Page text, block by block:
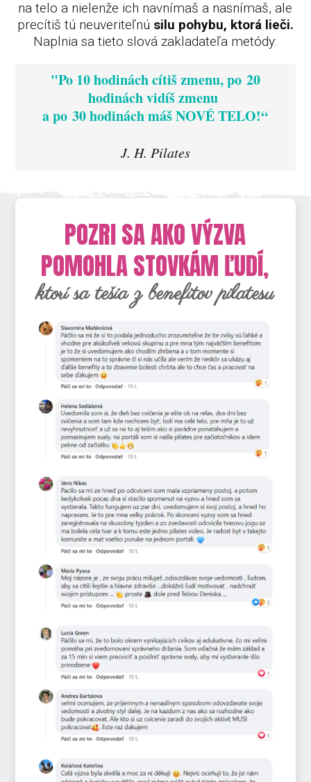
na telo a nielenže ich navnímaš a nasnímaš, ale
precítiš tú neuveriteľnú silu pohybu, ktorá lieči.
Naplnia sa tieto slová zakladateľa metódy:
"Po 10 hodinách cítiš zmenu, po 20
hodinách vidíš zmenu
a po 30 hodinách máš NOVÉ TELO!“
J. H. Pilates
POZRI SA AKO VÝZVA
POMOHLA STOVKÁM ĽUDÍ,
ktorí sa tešia z benefitov pilatesu